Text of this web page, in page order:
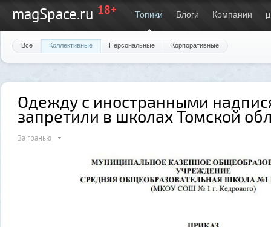
magSpace.ru 18+ Топики Блоги Компании μ
Все Коллективные Персональные Корпоративные
Одежду с иностранными
запретили в школах Томской
За гранью